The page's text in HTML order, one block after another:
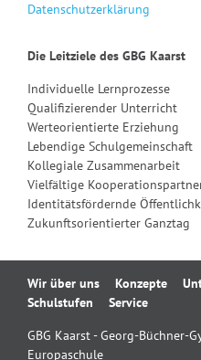
Datenschutzerklärung
Die Leitziele des GBG Kaarst
Individuelle Lernprozesse
Qualifizierender Unterricht
Werteorientierte Erziehung
Lebendige Schulgemeinschaft
Kollegiale Zusammenarbeit
Vielfältige
Identitätsfördernde
Zukunftsorientierter Ganztag
Navigation
überspringen
Wir über uns Konzepte
Schulstufen
Service
GBG Kaarst - Georg-Büchner-
Europaschule